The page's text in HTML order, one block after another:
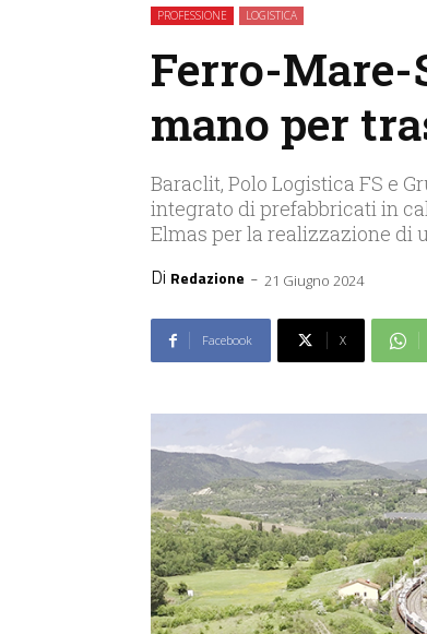
PROFESSIONE LOGISTICA
Ferro-
mano per
Baraclit, Polo Logistica FS e
integrato di prefabbricati in
Elmas per la realizzazione di
Di Redazione - 21 Giugno 2024
Facebook X